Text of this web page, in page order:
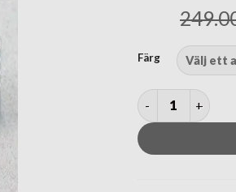
Färg
Audi Sline S line